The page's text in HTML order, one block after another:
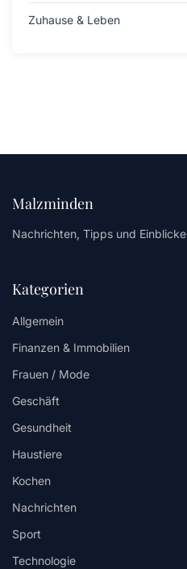
Zuhause & Leben
Malzminden
Nachrichten, Tipps und Einblicke
Kategorien
Allgemein
Finanzen & Immobilien
Frauen / Mode
Geschäft
Gesundheit
Haustiere
Kochen
Nachrichten
Sport
Technologie